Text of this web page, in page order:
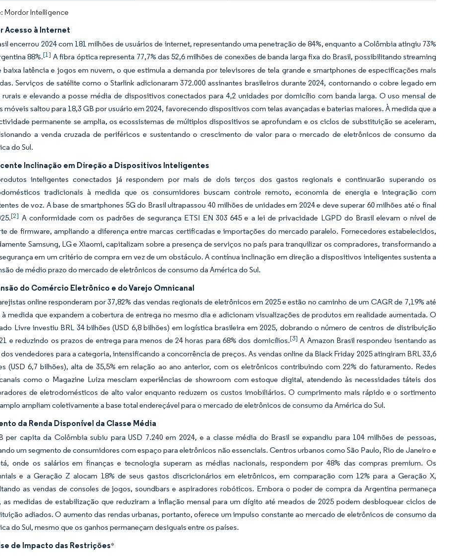
Mordor Intelligence
Acesso à Internet
encerrou 2024 com 181 milhões de usuários de internet, representando uma penetração de 84%, enquanto a Colômbia atingiu 73%
88%.[1] A fibra óptica representa 77,7% das 52,6 milhões de conexões de banda larga fixa do Brasil, possibilitando streaming
baixa latência e jogos em nuvem, o que estimula a demanda por televisores de tela grande e smartphones de especificações mais
Serviços de satélite como o Starlink adicionaram 372.000 assinantes brasileiros durante 2024, contornando o cobre legado em
rurais e elevando a posse média de dispositivos conectados para 4,2 unidades por domicílio com banda larga. O uso mensal de
móveis saltou para 18,3 GB por usuário em 2024, favorecendo dispositivos com telas avançadas e baterias maiores. À medida que a
permanente se amplia, os ecossistemas de múltiplos dispositivos se aprofundam e os ciclos de substituição se aceleram,
a venda cruzada de periféricos e sustentando o crescimento de valor para o mercado de eletrônicos de consumo da
do Sul.
Inclinação em Direção a Dispositivos Inteligentes
inteligentes conectados já respondem por mais de dois terços dos gastos regionais e continuarão superando os
tradicionais à medida que os consumidores buscam controle remoto, economia de energia e integração com
de voz. A base de smartphones 5G do Brasil ultrapassou 40 milhões de unidades em 2024 e deve superar 60 milhões até o final
[2] A conformidade com os padrões de segurança ETSI EN 303 645 e a lei de privacidade LGPD do Brasil elevam o nível de
de firmware, ampliando a diferença entre marcas certificadas e importações do mercado paralelo. Fornecedores estabelecidos,
Samsung, LG e Xiaomi, capitalizam sobre a presença de serviços no país para tranquilizar os compradores, transformando a
em um critério de compra em vez de um obstáculo. A contínua inclinação em direção a dispositivos inteligentes sustenta a
de médio prazo do mercado de eletrônicos de consumo da América do Sul.
do Comércio Eletrônico e do Varejo Omnicanal
online responderam por 37,82% das vendas regionais de eletrônicos em 2025 e estão no caminho de um CAGR de 7,19% até
à medida que expandem a cobertura de entrega no mesmo dia e adicionam visualizações de produtos em realidade aumentada. O
Livre investiu BRL 34 bilhões (USD 6,8 bilhões) em logística brasileira em 2025, dobrando o número de centros de distribuição
e reduzindo os prazos de entrega para menos de 24 horas para 68% dos domicílios.[3] A Amazon Brasil respondeu isentando as
vendedores para a categoria, intensificando a concorrência de preços. As vendas online da Black Friday 2025 atingiram BRL 33,6
(USD 6,7 bilhões), alta de 35,5% em relação ao ano anterior, com os eletrônicos contribuindo com 22% do faturamento. Redes
como o Magazine Luiza mesclam experiências de showroom com estoque digital, atendendo às necessidades táteis dos
de eletrodomésticos de alto valor enquanto reduzem os custos imobiliários. O cumprimento mais rápido e o sortimento
ampliam coletivamente a base total endereçável para o mercado de eletrônicos de consumo da América do Sul.
da Renda Disponível da Classe Média
per capita da Colômbia subiu para USD 7.240 em 2024, e a classe média do Brasil se expandiu para 104 milhões de pessoas,
um segmento de consumidores com espaço para eletrônicos não essenciais. Centros urbanos como São Paulo, Rio de Janeiro e
onde os salários em finanças e tecnologia superam as médias nacionais, respondem por 48% das compras premium. Os
e a Geração Z alocam 18% de seus gastos discricionários em eletrônicos, em comparação com 12% para a Geração X,
as vendas de consoles de jogos, soundbars e aspiradores robóticos. Embora o poder de compra da Argentina permaneça
as medidas de estabilização que reduziram a inflação mensal para um dígito até meados de 2025 podem desbloquear ciclos de
adiados. O aumento das rendas urbanas, portanto, oferece um impulso constante ao mercado de eletrônicos de consumo da
do Sul, mesmo que os ganhos permaneçam desiguais entre os países.
de Impacto das Restrições*